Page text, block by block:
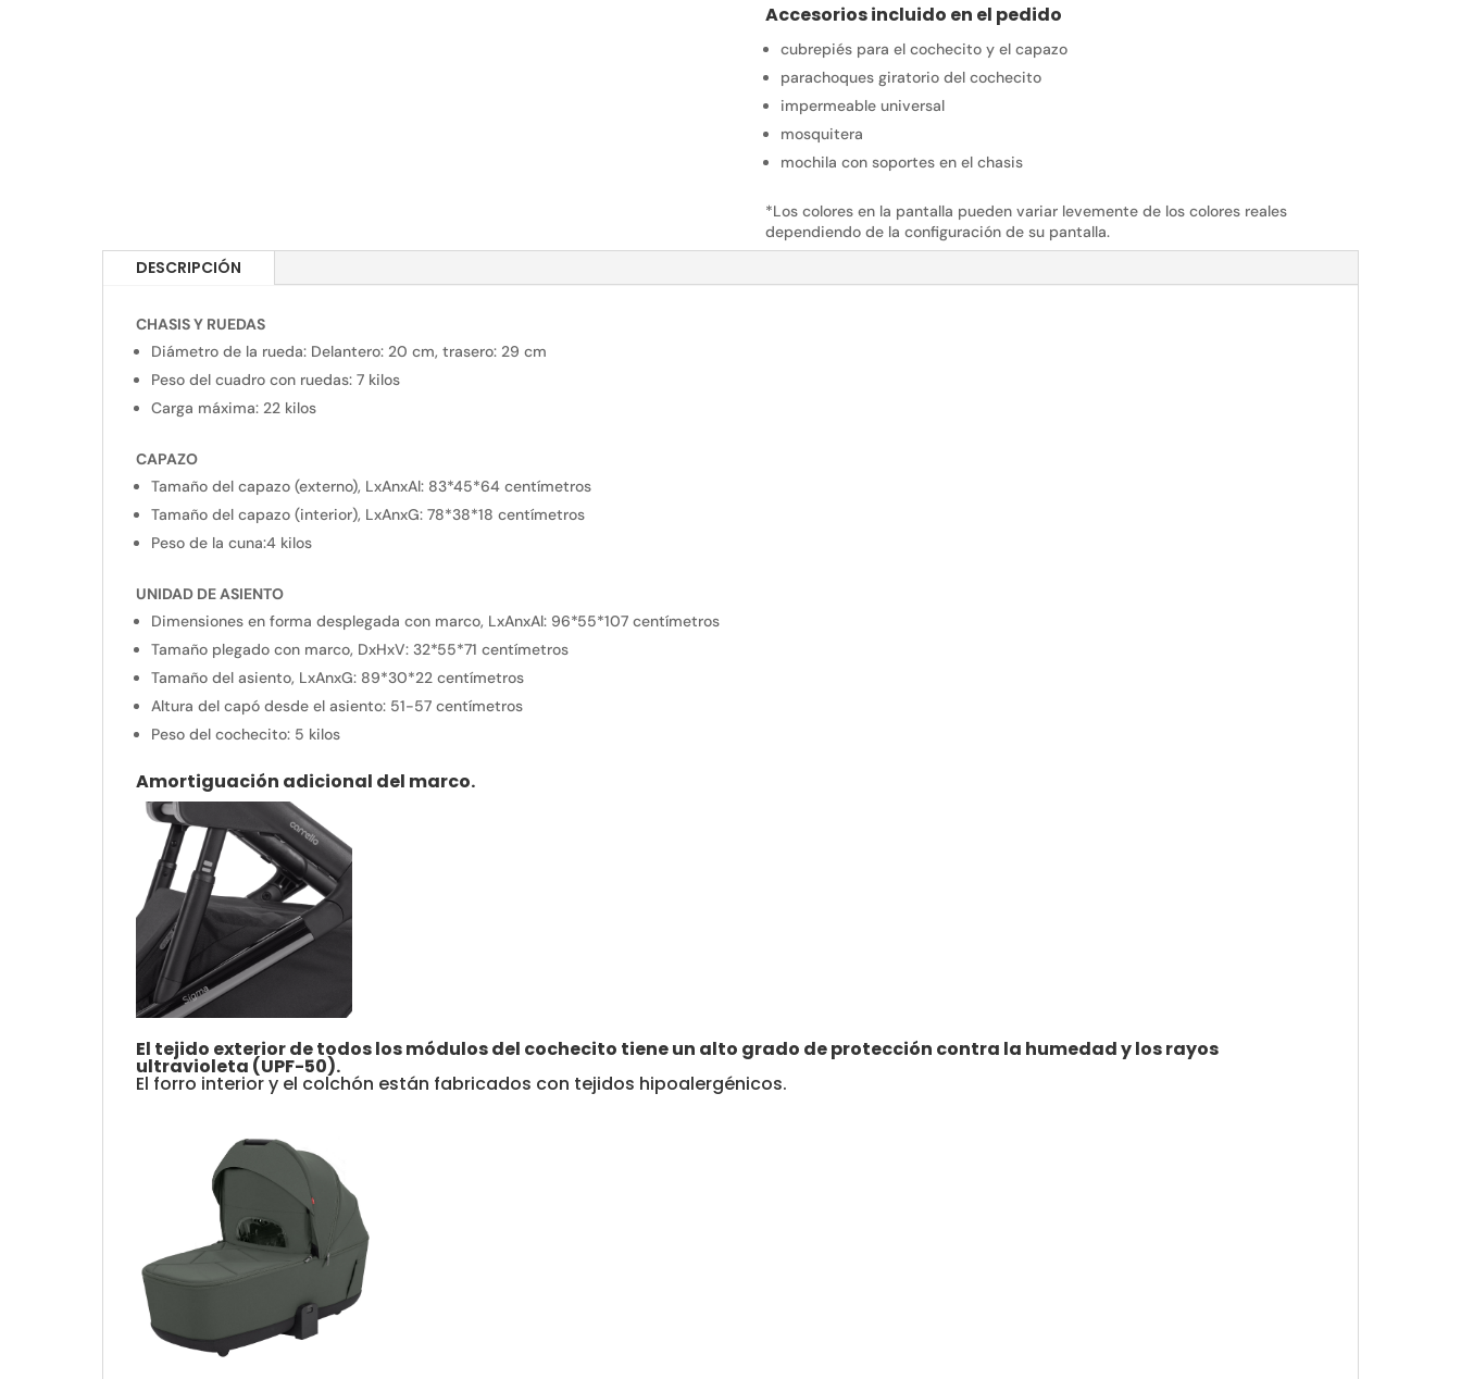
Accesorios incluido en el pedido
cubrepiés para el cochecito y el capazo
parachoques giratorio del cochecito
impermeable universal
mosquitera
mochila con soportes en el chasis
*Los colores en la pantalla pueden variar levemente de los colores reales
dependiendo de la configuración de su pantalla.
DESCRIPCIÓN
CHASIS Y RUEDAS
Diámetro de la rueda: Delantero: 20 cm, trasero: 29 cm
Peso del cuadro con ruedas: 7 kilos
Carga máxima: 22 kilos
CAPAZO
Tamaño del capazo (externo), LxAnxAl: 83*45*64 centímetros
Tamaño del capazo (interior), LxAnxG: 78*38*18 centímetros
Peso de la cuna:4 kilos
UNIDAD DE ASIENTO
Dimensiones en forma desplegada con marco, LxAnxAl: 96*55*107 centímetros
Tamaño plegado con marco, DxHxV:32*55*71 centímetros
Tamaño del asiento, LxAnxG: 89*30*22 centímetros
Altura del capó desde el asiento: 51-57 centímetros
Peso del cochecito: 5 kilos
Amortiguación adicional del marco.
El tejido exterior de todos los módulos del cochecito tiene un alto grado de protección contra la humedad y los rayos
ultravioleta (UPF-50).
El forro interior y el colchón están fabricados con tejidos hipoalergénicos.